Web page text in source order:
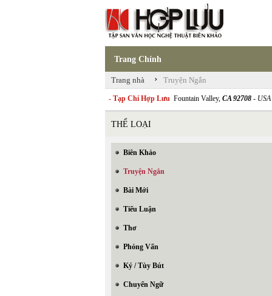
Trang Chính
Trang nhà › Truyện Ngắn
- Tạp Chí Hợp Lưu Fountain Valley, CA 92708 - USA
THỂ LOẠI
Biên Khảo
Truyện Ngắn
Bài Mới
Tiểu Luận
Thơ
Phỏng Vấn
Ký / Tùy Bút
Chuyển Ngữ